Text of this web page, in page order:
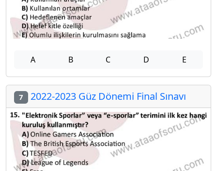
A B C D E
7 2022-2023 Güz Dönemi Final Sınavı